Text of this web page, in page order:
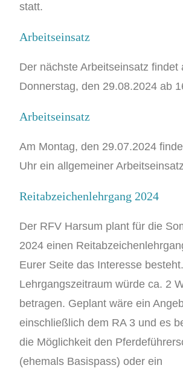
statt.
Arbeitseinsatz
Der nächste Arbeitseinsatz findet
Donnerstag, den 29.08.2024 ab
Arbeitseinsatz
Am Montag, den 29.07.2024
Uhr ein allgemeiner
Reitabzeichenlehrgang 2024
Der RFV Harsum plant für die
2024 einen
Eurer Seite das Interesse
Lehrgangszeitraum würde ca. 2
betragen. Geplant wäre ein
einschließlich dem RA 3 und es
die Möglichkeit den
(ehemals Basispass) oder ein